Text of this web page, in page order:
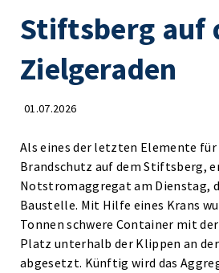
Stiftsberg auf
Zielgeraden
01.07.2026
Als eines der letzten Elemente für
Brandschutz auf dem Stiftsberg,
Notstromaggregat am Dienstag,
Baustelle. Mit Hilfe eines Krans
Tonnen schwere Container mit
Platz unterhalb der Klippen an
abgesetzt. Künftig wird das